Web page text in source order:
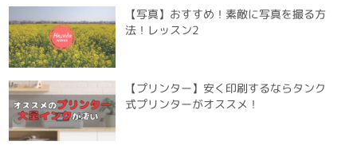
【写真】おすすめ！素敵に写真を撮る方
法！レッスン2
【プリンター】安く印刷するならタンク
式プリンターがオススメ！